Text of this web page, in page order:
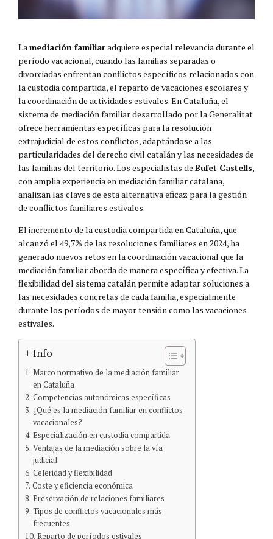
Lamediación familiaradquiere especial relevancia durante el
período vacacional, cuando las familias separadas o
divorciadas enfrentan conflictos específicos relacionados con
la custodia compartida, el reparto de vacaciones escolares y
la coordinación de actividades estivales. En Cataluña, el
sistema de mediación familiar desarrollado por la Generalitat
ofrece herramientas específicas para la resolución
extrajudicial de estos conflictos, adaptándose a las
particularidades del derecho civil catalán y las necesidades de
las familias del territorio. Los especialistas de Bufet Castells,
con amplia experiencia en mediación familiar catalana,
analizan las claves de esta alternativa eficaz para la gestión
de conflictos familiares estivales.
El incremento de la custodia compartida en Cataluña, que
alcanzó el 49,7% de las resoluciones familiares en 2024, ha
generado nuevos retos en la coordinación vacacional que la
mediación familiar aborda de manera específica y efectiva. La
flexibilidad del sistema catalán permite adaptar soluciones a
las necesidades concretas de cada familia, especialmente
durante los períodos de mayor tensión como las vacaciones
estivales.
+ Info
Marco normativo de la mediación familiar
en Cataluña
Competencias autonómicas específicas
¿Qué es la mediación familiar en conflictos
vacacionales?
Especialización en custodia compartida
Ventajas de la mediación sobre la vía
judicial
Celeridad y flexibilidad
Coste y eficiencia económica
Preservación de relaciones familiares
Tipos de conflictos vacacionales más
frecuentes
Reparto de períodos estivales